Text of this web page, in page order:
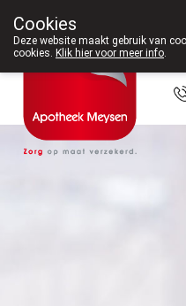
Cookies
Deze website maakt gebruik van
cookies. Klik hier voor meer info.